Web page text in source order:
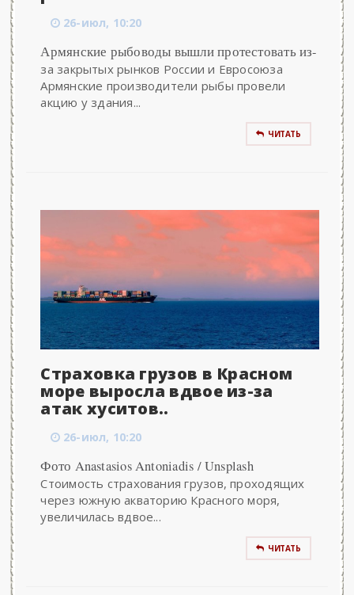
26-июл, 10:20
Армянские рыбоводы вышли протестовать из-
за закрытых рынков России и Евросоюза
Армянские производители рыбы провели
акцию у здания...
ЧИТАТЬ
Страховка грузов в Красном
море выросла вдвое из-за
атак хуситов..
26-июл, 10:20
Фото Anastasios Antoniadis / Unsplash
Стоимость страхования грузов, проходящих
через южную акваторию Красного моря,
увеличилась вдвое...
ЧИТАТЬ